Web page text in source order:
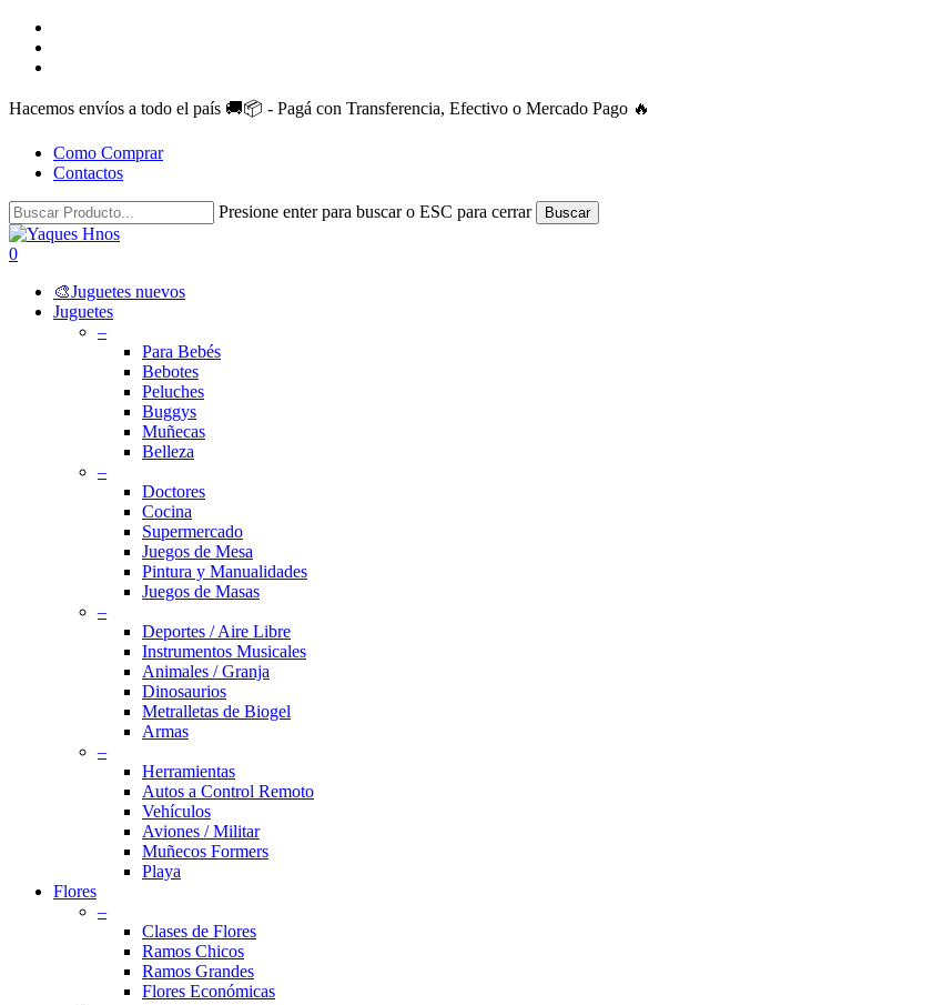
Skip
main
Hacemos envíos a todo el país 🚚📦 - Pagá con Transferencia, Efectivo o Mercado Pago 🔥
Como Comprar
Contactos
Presione enter para buscar o ESC para cerrar Buscar
Close
Search
search
account
0
🎨Juguetes nuevos
Juguetes
–
Para Bebés
Bebotes
Peluches
Buggys
Muñecas
Belleza
–
Doctores
Cocina
Supermercado
Juegos de Mesa
Pintura y Manualidades
Juegos de Masas
–
Deportes / Aire Libre
Instrumentos Musicales
Animales / Granja
Dinosaurios
Metralletas de Biogel
Armas
–
Herramientas
Autos a Control Remoto
Vehículos
Aviones / Militar
Muñecos Formers
Playa
Flores
–
Clases de Flores
Ramos Chicos
Ramos Grandes
Flores Económicas